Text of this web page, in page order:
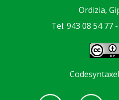
Ordizia,
Tel: 943 08 54 77 -